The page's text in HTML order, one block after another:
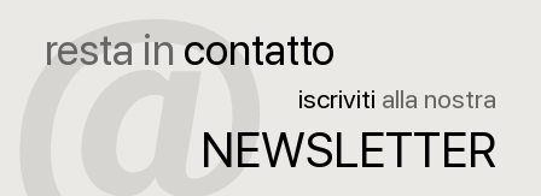
resta in contatto
iscriviti alla nostra
NEWSLETTER